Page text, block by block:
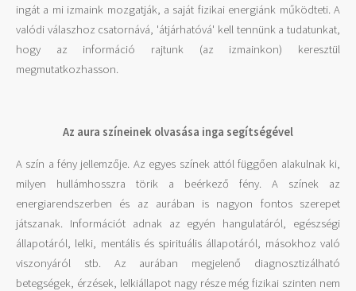
ingát a mi izmaink mozgatják, a saját fizikai energiánk működteti. A
valódi válaszhoz csatornává, 'átjárhatóvá' kell tennünk a tudatunkat,
hogy az információ rajtunk (az izmainkon) keresztül
megmutatkozhasson.
Az aura színeinek olvasása inga segítségével
A szín a fény jellemzője. Az egyes színek attól függően alakulnak ki,
milyen hullámhosszra törik a beérkező fény. A színek az
energiarendszerben és az aurában is nagyon fontos szerepet
játszanak. Információt adnak az egyén hangulatáról, egészségi
állapotáról, lelki, mentális és spirituális állapotáról, másokhoz való
viszonyáról stb. Az aurában megjelenő diagnosztizálható
betegségek, érzések, lelkiállapot nagy része még fizikai szinten nem